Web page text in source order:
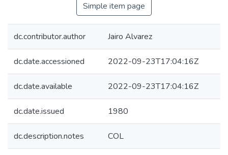
Simple item page
dc.contributor.author Jairo Alvarez
dc.date.accessioned 2022-09-23T17:04:16Z
dc.date.available 2022-09-23T17:04:16Z
dc.date.issued 1980
dc.description.notes COL